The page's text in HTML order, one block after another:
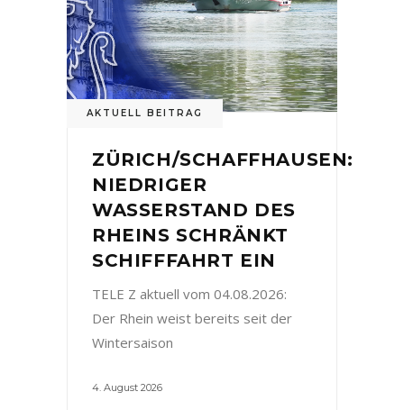
AKTUELL BEITRAG
ZÜRICH/SCHAFFHAUSEN:
NIEDRIGER
WASSERSTAND DES
RHEINS SCHRÄNKT
SCHIFFFAHRT EIN
TELE Z aktuell vom 04.08.2026:
Der Rhein weist bereits seit der
Wintersaison
4. August 2026